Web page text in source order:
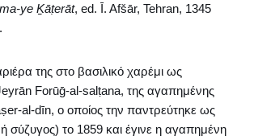
ye Ḵāṭerāt, ed. Ī. Afšār, Tehran, 1345
της στο βασιλικό χαρέμι ως
Forūḡ-al-salṭana, της αγαπημένης
al-dīn, ο οποίος την παντρεύτηκε ως
σύζυγος) το 1859 και έγινε η αγαπημένη